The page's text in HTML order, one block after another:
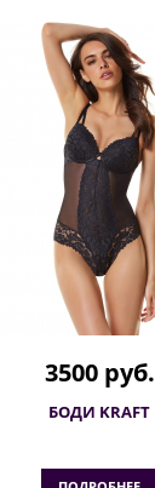
3500 руб.
БОДИ KRAFT